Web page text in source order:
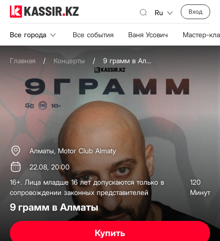
Ru Вход
Все города Все события Ваня Усович Мастер-
Главная / Концерты / 9 грамм в Алматы
Алматы, Motor Club Almaty
22.08, 20:00
16+. Лица младше 16 лет допускаются только в
сопровождении законных представителей
120
Минут
9 грамм в Алматы
Купить